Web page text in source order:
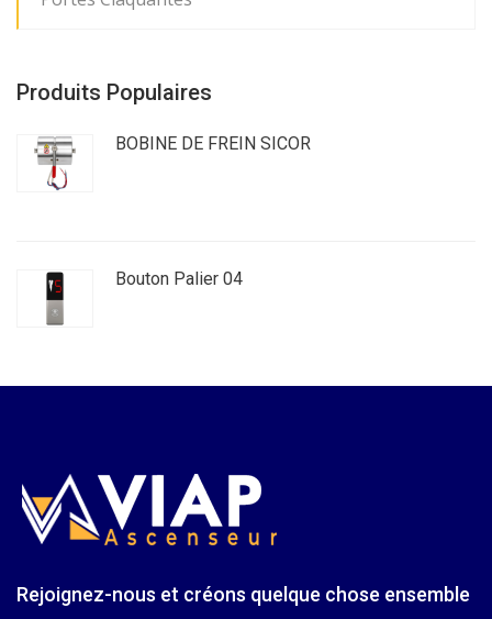
Produits Populaires
BOBINE DE FREIN SICOR
Bouton Palier 04
Rejoignez-nous et créons quelque chose ensemble